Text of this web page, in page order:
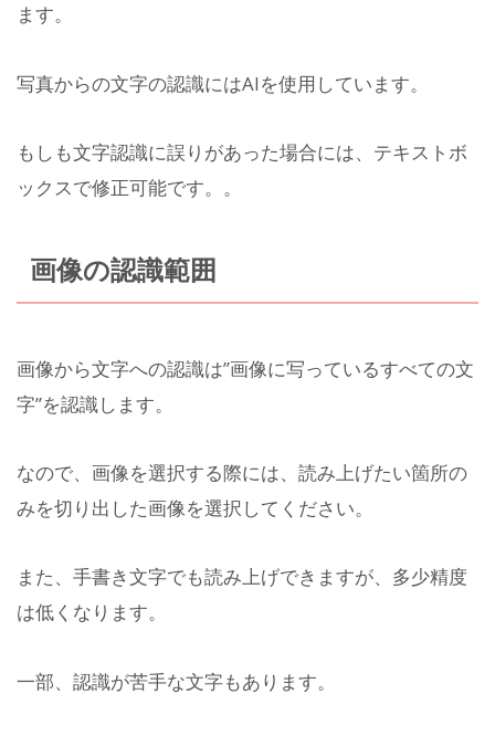
ます。
写真からの文字の認識にはAIを使用しています。
もしも文字認識に誤りがあった場合には、テキストボ
ックスで修正可能です。。
画像の認識範囲
画像から文字への認識は”画像に写っているすべての文
字”を認識します。
なので、画像を選択する際には、読み上げたい箇所の
みを切り出した画像を選択してください。
また、手書き文字でも読み上げできますが、多少精度
は低くなります。
一部、認識が苦手な文字もあります。